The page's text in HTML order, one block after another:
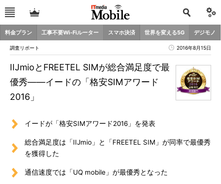
料金プラン 工事不要Wi-Fiルーター スマホ決済 世界を変える5G デジモノ
調査リポート 2016年8月15日
IIJmioとFREETEL SIMが総合満足度で最
優秀――イードの「格安SIMアワード
2016」
イードが「格安SIMアワード2016」を発表
総合満足度は「IIJmio」と「FREETEL SIM」が同率で最優秀
を獲得した
通信速度では「UQ mobile」が最優秀となった